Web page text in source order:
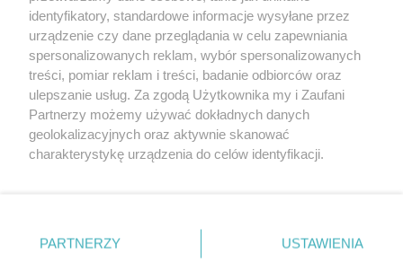
wykorzystanie utworów w całości lub w części z naruszeniem prawa,
tzn. bez właściwej zgody, jest zabronione pod groźbą kary i może być
ścigane prawnie.
identyfikatory, standardowe informacje wysyłane przez
urządzenie czy dane przeglądania w celu zapewniania
spersonalizowanych reklam, wybór spersonalizowanych
treści, pomiar reklam i treści, badanie odbiorców oraz
ulepszanie usług. Za zgodą Użytkownika my i Zaufani
Partnerzy możemy używać dokładnych danych
geolokalizacyjnych oraz aktywnie skanować
charakterystykę urządzenia do celów identyfikacji.
zmienić/wycofać klikając przycisk ustawień prywatności
znajdujący się w lewym dolnym rogu strony
PARTNERZY USTAWIENIA